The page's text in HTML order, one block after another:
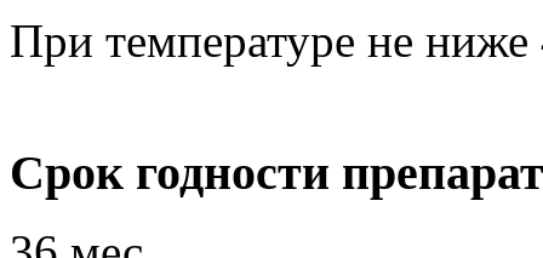
При температуре не ниже
Срок годности